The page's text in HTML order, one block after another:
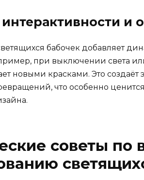
и
бабочек добавляет
при выключении света
новыми красками. Это создаёт
что особенно
советы по